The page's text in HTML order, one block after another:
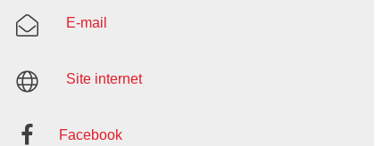
E-mail
Site internet
Facebook